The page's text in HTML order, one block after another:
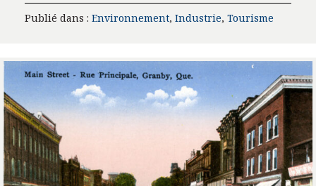
Publié dans : Environnement, Industrie, Tourisme